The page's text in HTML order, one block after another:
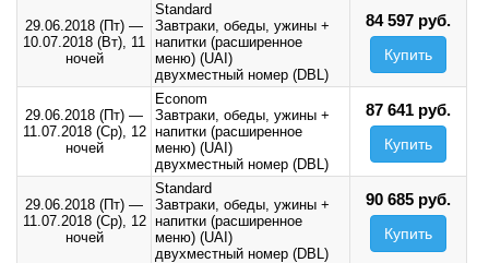
29.06.2018 (Пт) —
10.07.2018 (Вт), 11
ночей
Standard
Завтраки, обеды, ужины +
напитки (расширенное
меню) (UAI)
двухместный номер (DBL)
84 597 руб.
Купить
29.06.2018 (Пт) —
11.07.2018 (Ср), 12
ночей
Econom
Завтраки, обеды, ужины +
напитки (расширенное
меню) (UAI)
двухместный номер (DBL)
87 641 руб.
Купить
29.06.2018 (Пт) —
11.07.2018 (Ср), 12
ночей
Standard
Завтраки, обеды, ужины +
напитки (расширенное
меню) (UAI)
двухместный номер (DBL)
90 685 руб.
Купить